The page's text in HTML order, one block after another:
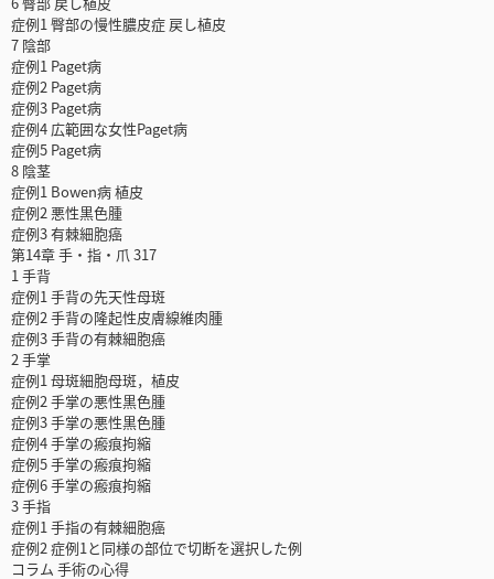
症例1 臀部の慢性膿皮症 戻し植皮
7 陰部
症例1 Paget病
症例2 Paget病
症例3 Paget病
症例4 広範囲な女性Paget病
症例5 Paget病
8 陰茎
症例1 Bowen病 植皮
症例2 悪性黒色腫
症例3 有棘細胞癌
第14章 手・指・爪 317
1 手背
症例1 手背の先天性母斑
症例2 手背の隆起性皮膚線維肉腫
症例3 手背の有棘細胞癌
2 手掌
症例1 母斑細胞母斑，植皮
症例2 手掌の悪性黒色腫
症例3 手掌の悪性黒色腫
症例4 手掌の瘢痕拘縮
症例5 手掌の瘢痕拘縮
症例6 手掌の瘢痕拘縮
3 手指
症例1 手指の有棘細胞癌
症例2 症例1と同様の部位で切断を選択した例
コラム 手術の心得